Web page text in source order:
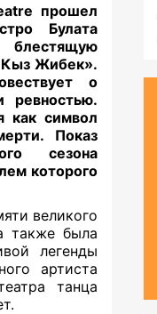
прошел
Булата
блестящую
Жибек».
о
ревностью.
как символ
Показ
сезона
которого
великого
также была
легенды
артиста
танца